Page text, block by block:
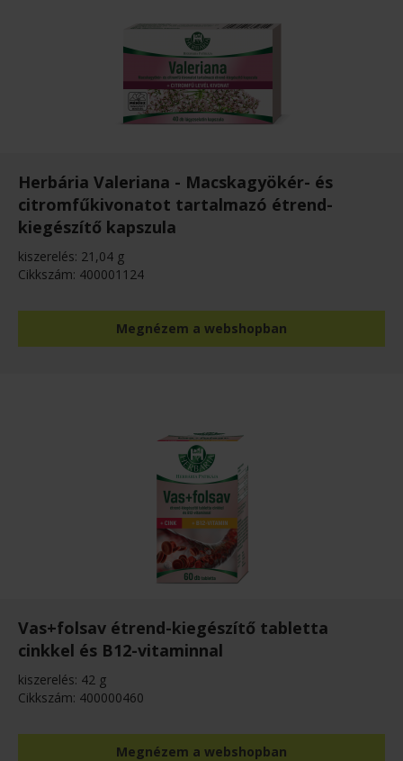
Herbária Valeriana - Macskagyökér- és
citromfűkivonatot tartalmazó étrend-
kiegészítő kapszula
kiszerelés: 21,04 g
Cikkszám: 400001124
Megnézem a webshopban
Vas+folsav étrend-kiegészítő tabletta
cinkkel és B12-vitaminnal
kiszerelés: 42 g
Cikkszám: 400000460
Megnézem a webshopban